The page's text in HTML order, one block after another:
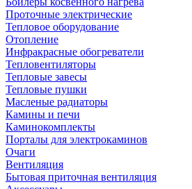
Проточные электрические
Тепловое оборудование
Отопление
Инфракрасные обогреватели
Тепловентиляторы
Тепловые завесы
Тепловые пушки
Масленые радиаторы
Камины и печи
Каминокомплекты
Порталы для электрокаминов
Очаги
Вентиляция
Бытовая приточная вентиляция